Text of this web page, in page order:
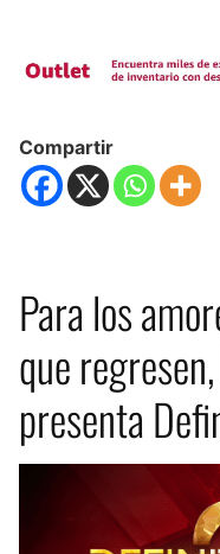
Compartir
Para los
que
presenta